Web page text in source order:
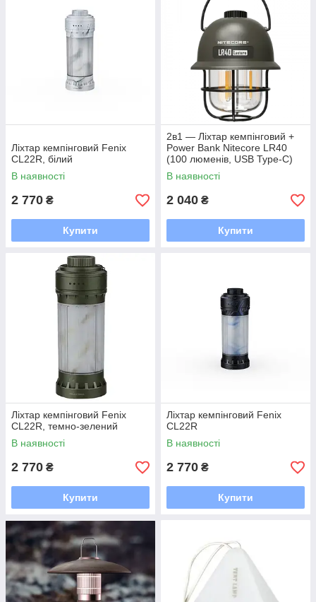
Ліхтар кемпінговий Fenix
CL22R, білий
В наявності
2 770 ₴
Купити
2в1 — Ліхтар кемпінговий +
Power Bank Nitecore LR40
(100 люменів, USB Type-C)
В наявності
2 040 ₴
Купити
Ліхтар кемпінговий Fenix
CL22R, темно-зелений
В наявності
2 770 ₴
Купити
Ліхтар кемпінговий Fenix
CL22R
В наявності
2 770 ₴
Купити